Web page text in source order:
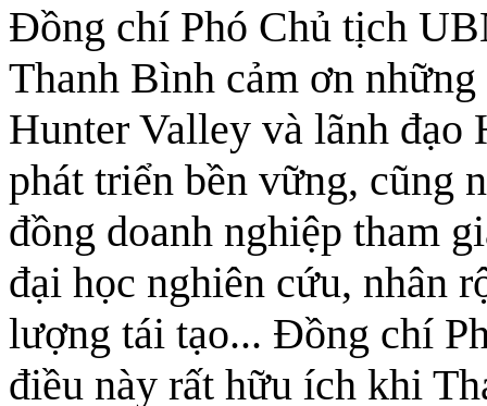
Đồng chí Phó Chủ tịch
Thanh Bình cảm ơn
Hunter Valley và lãnh đạo
phát triển bền vững, cũng
đồng doanh nghiệp tham
đại học nghiên cứu, nhân
lượng tái tạo... Đồng chí
điều này rất hữu ích khi